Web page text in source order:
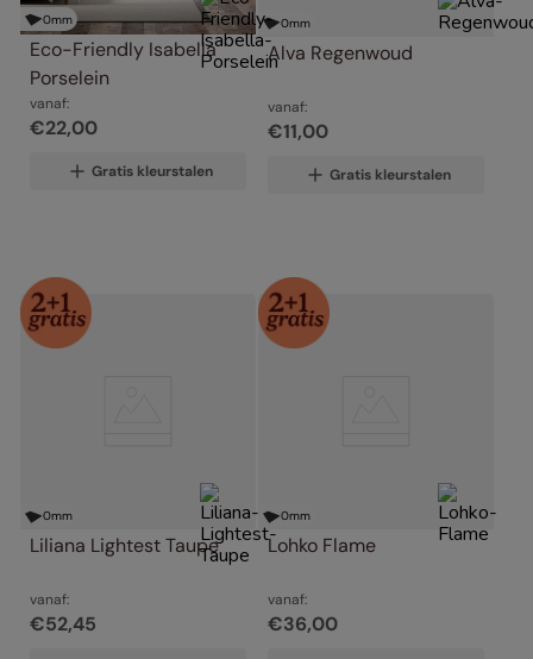
0mm
Eco-Friendly Isabella
Porselein
vanaf:
€22,00
Gratis kleurstalen
0mm
Alva Regenwoud
vanaf:
€11,00
Gratis kleurstalen
0mm
Liliana Lightest Taupe
vanaf:
€52,45
0mm
Lohko Flame
vanaf:
€36,00